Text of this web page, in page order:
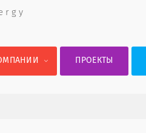
r g y
ПРОЕКТЫ